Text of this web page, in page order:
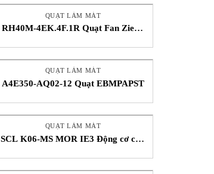
QUẠT LÀM MÁT
RH40M-4EK.4F.1R Quạt Fan Ziehl-
QUẠT LÀM MÁT
A4E350-AQ02-12 Quạt EBMPAPST
QUẠT LÀM MÁT
SCL K06-MS MOR IE3 Động cơ cấp